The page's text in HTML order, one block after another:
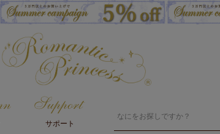
サポート